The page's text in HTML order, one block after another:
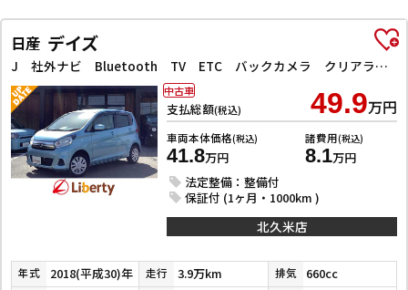
日産 デイズ
J 社外ナビ Bluetooth TV ETC バックカメラ クリアランスソナー 衝突被害軽減システム 電動格納ミラー CVT ESC CD エアコン パワーステアリング パワーウィンドウ
支払総額(税込) 49.9万円
車両本体価格(税込)
41.8万円
諸費用(税込)
8.1万円
法定整備：整備付
保証付 (1ヶ月・1000km )
中古車
北久米店
年式 2018(平成30)年 走行 3.9万km 排気 660cc